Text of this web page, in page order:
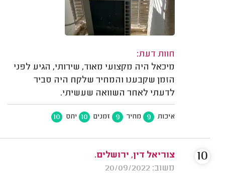
חוות דעת:
מיכאל היה מקצועי מאוד, שירותי, הגיע לפני
הזמן שקבענו והמחיר שלקח היה סביר
לדעתי לאחר השוואה שעשיתי.
איכות 9 מחיר 9 זמנים 10 יחס 10
צוריאל דין, ירושלים.
משוב: 20/09/2022
10